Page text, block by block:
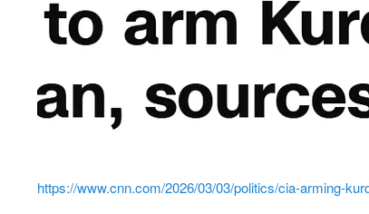
https://www.cnn.com/2026/03/03/politics/cia-arming-